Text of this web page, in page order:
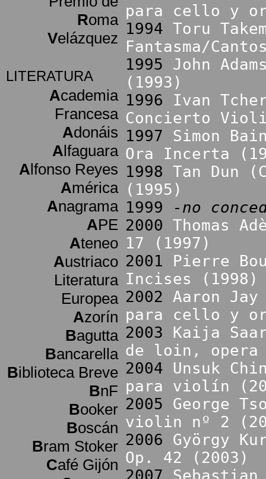
Roma
Velázquez
LITERATURA
Academia
Francesa
Adonáis
Alfaguara
Alfonso Reyes
América
Anagrama
APE
Ateneo
Austriaco
Literatura
Europea
Azorín
Bagutta
Bancarella
Biblioteca Breve
BnF
Booker
Boscán
Bram Stoker
Café Gijón
para cello y
1994 Toru
Fantasma/
1995 John
(1993)
1996 Ivan
Concierto
1997 Simon
Ora Incerta
1998 Tan Dun
(1995)
1999
-no
2000 Thomas
17 (1997)
2001 Pierre
Incises (1998)
2002 Aaron
para cello y
2003 Kaija
de loin, opera
2004 Unsuk
para violín
2005 George
violin nº 2
2006 György
Op. 42 (2003)
2007